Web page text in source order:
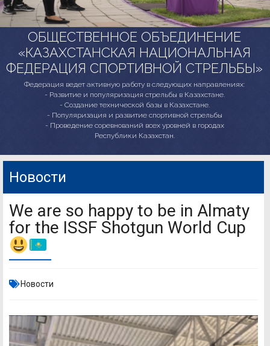
ОБЩЕСТВЕННОЕ ОБЪЕДИНЕНИЕ
«КАЗАХСТАНСКАЯ НАЦИОНАЛЬНАЯ
ФЕДЕРАЦИЯ СПОРТИВНОЙ СТРЕЛЬБЫ»
Федерация ведет активную работу в следующих направлениях:
- Развитие и популяризация стрельбы в Казахстане.
- Создание технической базы в Казахстане.
- Популяризация и развитие спортивной стрельбы
- Проведение соревнований всех уровней в городах
Республики Казахстан.
Новости
We are so happy to be in Almaty
for the ISSF Shotgun World Cup
Новости